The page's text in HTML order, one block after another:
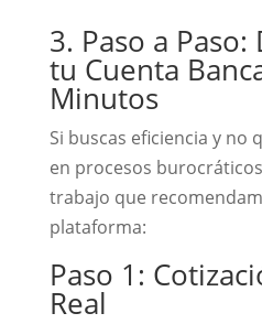
3. Paso a
tu Cuenta
Minutos
Si buscas eficiencia y
en procesos
trabajo que
plataforma:
Paso 1:
Real